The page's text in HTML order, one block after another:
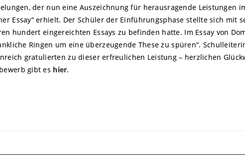
der nun eine Auszeichnung für herausragende Leistungen
Essay“ erhielt. Der Schüler der Einführungsphase stellte sich mit
hundert eingereichten Essays zu befinden hatte. Im Essay von
Ringen um eine überzeugende These zu spüren“.
gratulierten zu dieser erfreulichen Leistung – herzlichen
gibt es hier.